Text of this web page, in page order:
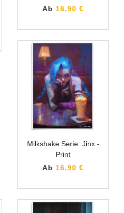
Ab 16,90 €
Milkshake Serie: Jinx -
Print
Ab 16,90 €